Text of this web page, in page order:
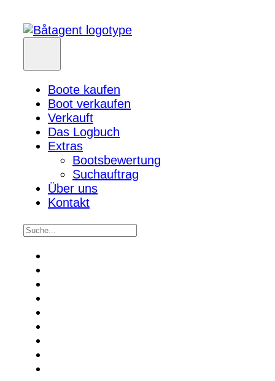
Boote kaufen
Boot verkaufen
Verkauft
Das Logbuch
Extras
Bootsbewertung
Suchauftrag
Über uns
Kontakt